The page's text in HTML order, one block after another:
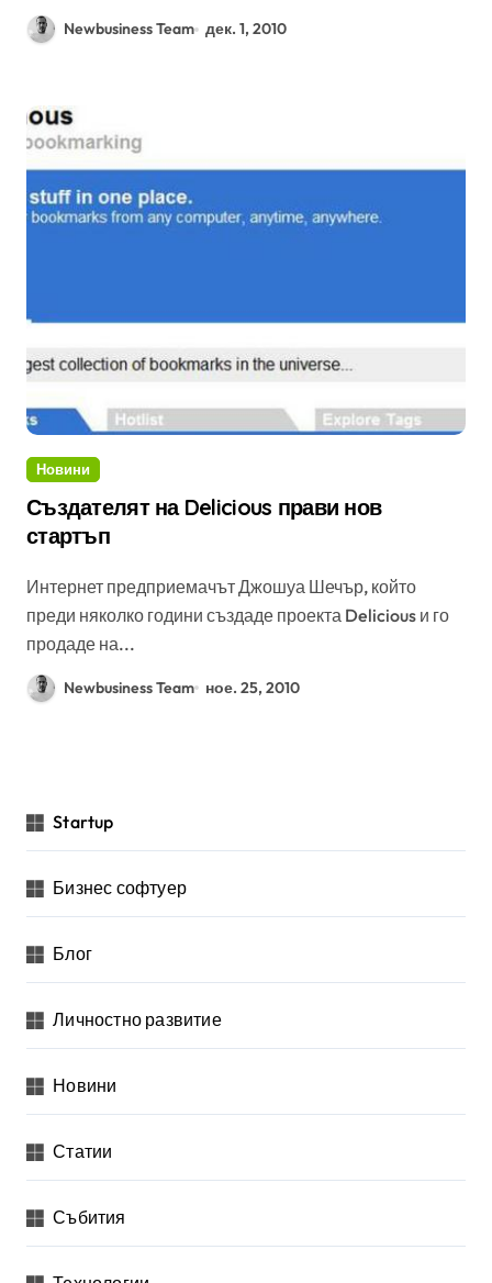
Newbusiness Team дек. 1, 2010
Новини
Създателят на Delicious прави нов
стартъп
Интернет предприемачът Джошуа Шечър, който
преди няколко години създаде проекта Delicious и го
продаде на...
Newbusiness Team ное. 25, 2010
Startup
Бизнес софтуер
Блог
Личностно развитие
Новини
Статии
Събития